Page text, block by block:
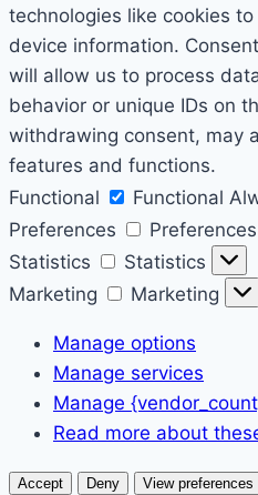
technologies like cookies
device information.
will allow us to process
behavior or unique IDs on
withdrawing consent, may
features and functions.
Functional
Functional
Preferences
Preferences
Statistics
Statistics
Marketing
Marketing
Manage options
Manage services
Manage
Read more about
Accept Deny View preferences